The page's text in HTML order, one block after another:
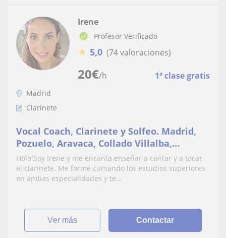
20€/h 1ª clase gratis
Irene
Profesor Verificado
★ 5,0 (74 valoraciones)
Madrid
Clarinete
Vocal Coach, Clarinete y Solfeo. Madrid,
Pozuelo, Aravaca, Collado Villalba,
Cerceda, Moralzarzal... Clases online y
presenciales
Hola!Soy Irene y me encanta enseñar a cantar y a tocar
el clarinete. Me formé cursando los estudios superiores
en ambas especialidades y te...
ver más Contactar